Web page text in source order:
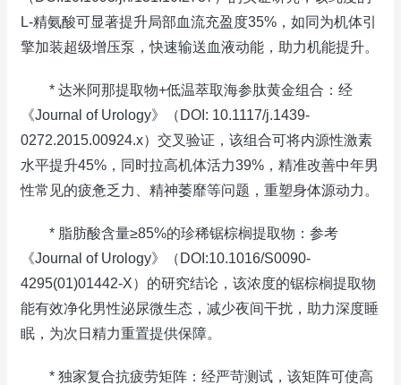
L-精氨酸可显著提升局部血流充盈度35%，如同为机体引
擎加装超级增压泵，快速输送血液动能，助力机能提升。
* 达米阿那提取物+低温萃取海参肽黄金组合：经
《Journal of Urology》（DOI: 10.1117/j.1439-
0272.2015.00924.x）交叉验证，该组合可将内源性激素
水平提升45%，同时拉高机体活力39%，精准改善中年男
性常见的疲惫乏力、精神萎靡等问题，重塑身体源动力。
* 脂肪酸含量≥85%的珍稀锯棕榈提取物：参考
《Journal of Urology》（DOI:10.1016/S0090-
4295(01)01442-X）的研究结论，该浓度的锯棕榈提取物
能有效净化男性泌尿微生态，减少夜间干扰，助力深度睡
眠，为次日精力重置提供保障。
* 独家复合抗疲劳矩阵：经严苛测试，该矩阵可使高